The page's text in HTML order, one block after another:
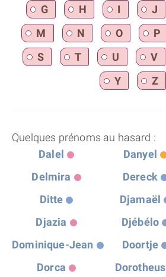
G
H I J
M
N O P
S
T U V
Y
Z
Quelques prénoms au hasard :
Dalel
Danyel
Delmira
Dereck
Ditte
Djamaël
Djazia
Djébélo
Dominique-Jean
Doortje
Dorca
Dorotheus